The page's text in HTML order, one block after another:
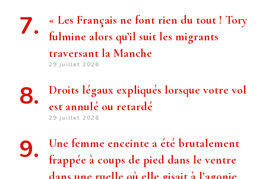
« Les Français ne font rien du tout ! Tory
fulmine alors qu’il suit les migrants
traversant la Manche
29 juillet 2026
Droits légaux expliqués lorsque votre vol
est annulé ou retardé
29 juillet 2026
Une femme enceinte a été brutalement
frappée à coups de pied dans le ventre